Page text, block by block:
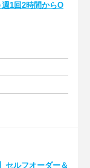
1回2時間からO
セルフオーダー＆